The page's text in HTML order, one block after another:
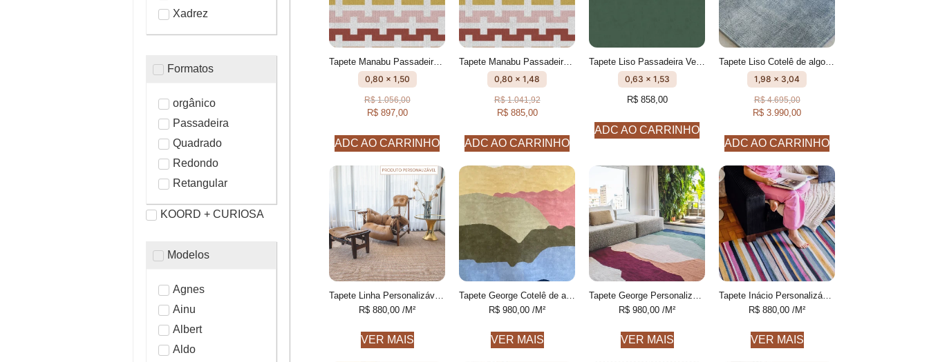
Xadrez
Formatos
orgânico
Passadeira
Quadrado
Redondo
Retangular
KOORD + CURIOSA
Modelos
Agnes
Ainu
Albert
Aldo
Tapete Manabu Passadeira Geométrico feito à mão, 100% algodão reciclado
0,80 x 1,50
R$1.056,00
R$897,00
ADC AO CARRINHO
Tapete Manabu Passadeira Geométrico feito à mão, 100% algodão reciclado
0,80 x 1,48
R$1.041,92
R$885,00
ADC AO CARRINHO
Tapete Liso Passadeira Verde Militar feito à mão, 100% algodão reciclado
0,63 x 1,53
R$858,00
ADC AO CARRINHO
Tapete Liso Cotelê de algodão Anis feito à mão
1,98 x 3,04
R$4.695,00
R$ 3.990,00
ADC AO CARRINHO
R$ 880,00 /M²
VER MAIS
R$ 980,00 /M²
VER MAIS
R$ 980,00 /M²
VER MAIS
R$ 880,00 /M²
VER MAIS